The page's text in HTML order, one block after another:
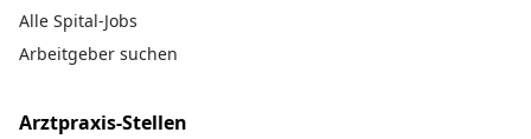
Alle Spital-Jobs
Arbeitgeber suchen
Arztpraxis-Stellen